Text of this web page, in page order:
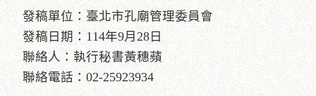
發稿單位：臺北市孔廟管理委員會
發稿日期：114年9月28日
聯絡人：執行秘書黃穗蘋
聯絡電話：02-25923934